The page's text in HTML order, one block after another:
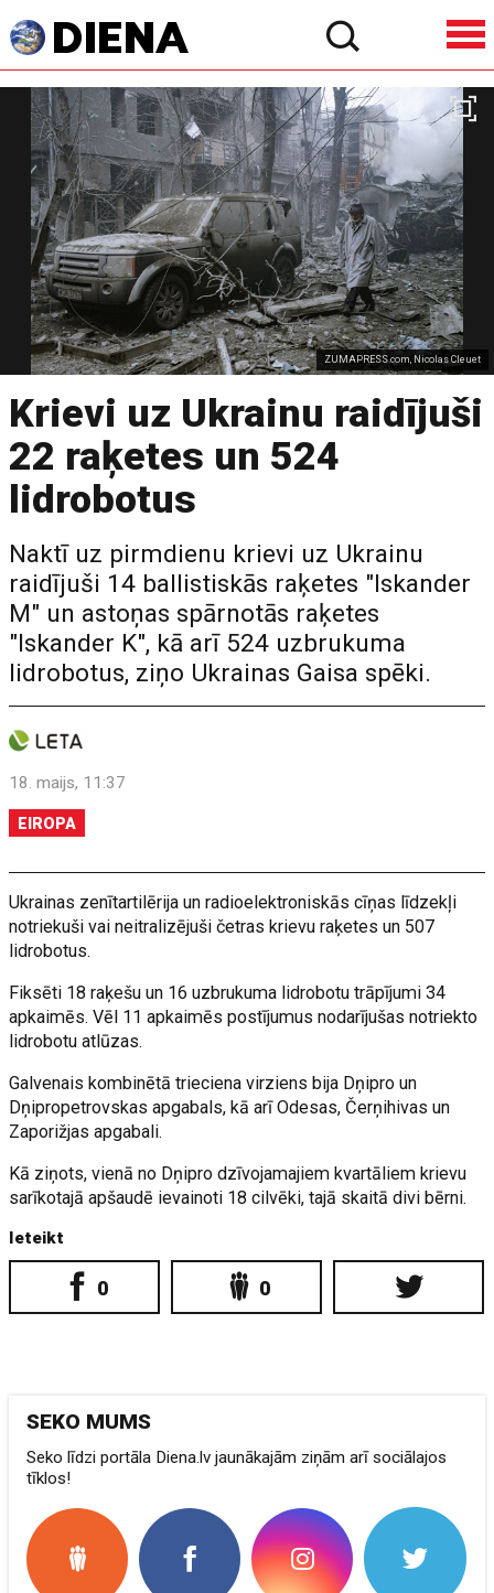
ZUMAPRESS.com, Nicolas Cleuet
Krievi uz Ukrainu raidījuši
22 raķetes un 524
lidrobotus
Naktī uz pirmdienu krievi uz Ukrainu
raidījuši 14 ballistiskās raķetes "Iskander
M" un astoņas spārnotās raķetes
"Iskander K", kā arī 524 uzbrukuma
lidrobotus, ziņo Ukrainas Gaisa spēki.
18. maijs, 11:37
EIROPA
Ukrainas zenītartilērija un radioelektroniskās cīņas līdzekļi
notriekuši vai neitralizējuši četras krievu raķetes un 507
lidrobotus.
Fiksēti 18 raķešu un 16 uzbrukuma lidrobotu trāpījumi 34
apkaimēs. Vēl 11 apkaimēs postījumus nodarījušas notriekto
lidrobotu atlūzas.
Galvenais kombinētā trieciena virziens bija Dņipro un
Dņipropetrovskas apgabals, kā arī Odesas, Čerņihivas un
Zaporižjas apgabali.
Kā ziņots, vienā no Dņipro dzīvojamajiem kvartāliem krievu
sarīkotajā apšaudē ievainoti 18 cilvēki, tajā skaitā divi bērni.
Ieteikt
0 0
SEKO MUMS
Seko līdzi portāla Diena.lv jaunākajām ziņām arī sociālajos
tīklos!